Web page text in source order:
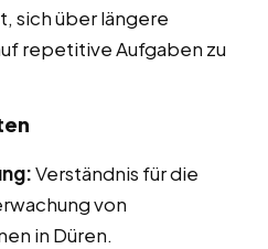
sich über längere
repetitive Aufgaben zu
Verständnis für die
von
in Düren.